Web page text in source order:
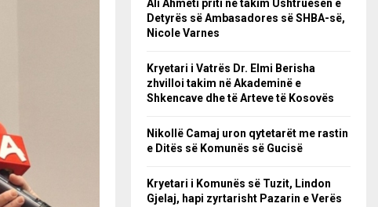
Ali Ahmeti priti në takim Ushtruesen e
Detyrës së Ambasadores së SHBA-së,
Nicole Varnes
Kryetari i Vatrës Dr. Elmi Berisha
zhvilloi takim në Akademinë e
Shkencave dhe të Arteve të Kosovës
Nikollë Camaj uron qytetarët me rastin
e Ditës së Komunës së Gucisë
Kryetari i Komunës së Tuzit, Lindon
Gjelaj, hapi zyrtarisht Pazarin e Verës